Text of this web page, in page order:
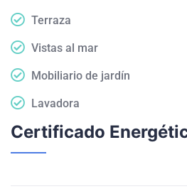
Terraza
Vistas al mar
Mobiliario de jardín
Lavadora
Certificado